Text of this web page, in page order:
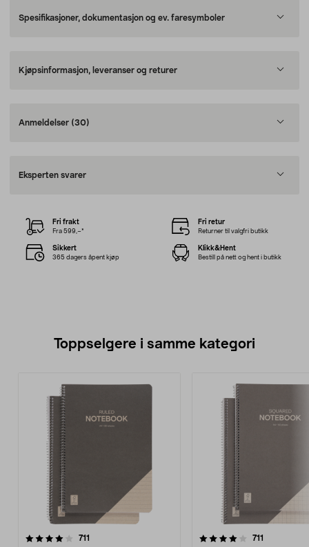
Spesifikasjoner, dokumentasjon og ev. faresymboler
Kjøpsinformasjon, leveranser og returer
Anmeldelser (30)
Eksperten svarer
Fri frakt
Fra 599,–*
Fri retur
Returner til valgfri butikk
Sikkert
365 dagers åpent kjøp
Klikk&Hent
Bestill på nett og hent i butikk
Toppselgere i samme kategori
711
4.0 av 5 stjerner 711
4.5 av 5 stjerner